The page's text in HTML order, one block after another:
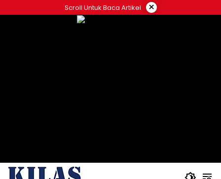
to
Scroll Untuk Baca Artikel ×